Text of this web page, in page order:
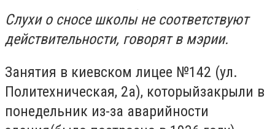
Слухи о сносе школы не соответствуют
действительности, говорят в мэрии.
Занятия в киевском лицее №142 (ул.
Политехническая, 2а), которыйзакрыли в
понедельник из-за аварийности